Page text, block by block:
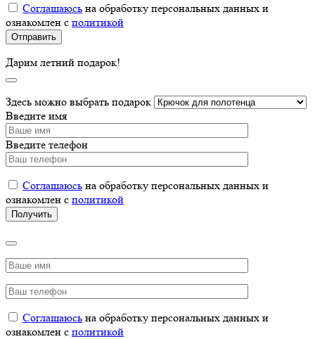
Соглашаюсь на обработку персональных данных и
ознакомлен с политикой
Дарим летний подарок!
Здесь можно выбрать подарок
Введите имя
Введите телефон
Соглашаюсь на обработку персональных данных и
ознакомлен с политикой
Соглашаюсь на обработку персональных данных и
ознакомлен с политикой